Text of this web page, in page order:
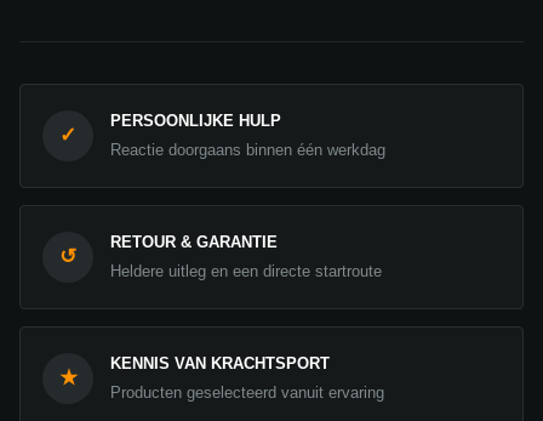
✓
PERSOONLIJKE HULP
Reactie doorgaans binnen één werkdag
↺
RETOUR & GARANTIE
Heldere uitleg en een directe startroute
★
KENNIS VAN KRACHTSPORT
Producten geselecteerd vanuit ervaring